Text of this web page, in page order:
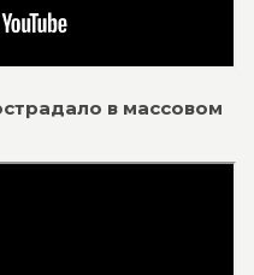
в массовом